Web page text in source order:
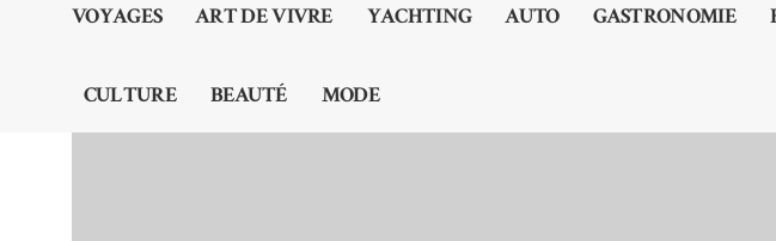
VOYAGES ART DE VIVRE YACHTING AUTO GASTRONOMIE
CULTURE BEAUTÉ MODE